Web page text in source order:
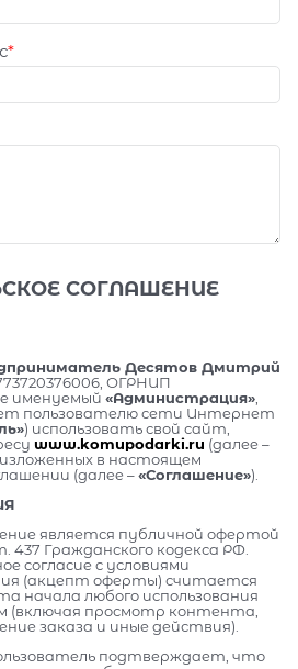
СОГЛАШЕНИЕ
Десятов Дмитрий
ОГРНИП
именуемый «Администрация»
пользователю сети Интернет
) использовать свой сайт,
www.komupodarki.ru (далее –
изложенных в настоящем
(далее –«Соглашение»).
является публичной офертой
Гражданского кодекса РФ.
согласие с условиями
(акцепт оферты) считается
начала любого использования
(включая просмотр контента,
заказа и иные действия).
подтверждает, что